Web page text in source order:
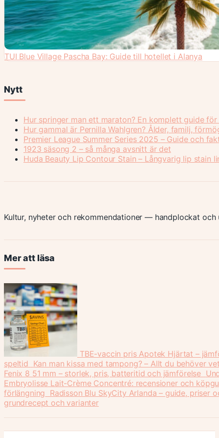
TUI Blue Village Pascha Bay: Guide till hotellet i Alanya
Nytt
Hur springer man ett maraton? En komplett guide
Hur gammal är Pernilla Wahlgren? Ålder, familj,
Premier League Summer Series 2025 – Guide och
1923 säsong 2 – så många avsnitt är det
Huda Beauty Lip Contour Stain – Långvarig lip stain
Kultur, nyheter och rekommendationer — handplockat
Mer att läsa
TBE-vaccin pris Apotek Hjärtat –
speltid Kan man kissa med tampong? – Allt du behöver
Fenix 8 51 mm – storlek, pris, batteritid och jämförelse
Embryolisse Lait-Crème Concentré: recensioner och
förlängning Radisson Blu SkyCity Arlanda – guide, priser
grundrecept och varianter